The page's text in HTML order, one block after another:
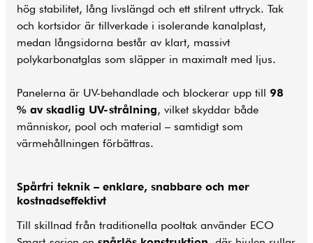
hög stabilitet, lång livslängd och ett stilrent uttryck. Tak
och kortsidor är tillverkade i isolerande kanalplast,
medan långsidorna består av klart, massivt
polykarbonatglas som släpper in maximalt med ljus.
Panelerna är UV-behandlade och blockerar upp till 98
% av skadlig UV-strålning, vilket skyddar både
människor, pool och material – samtidigt som
värmehållningen förbättras.
Spårfri teknik – enklare, snabbare och mer
kostnadseffektivt
Till skillnad från traditionella pooltak använder ECO